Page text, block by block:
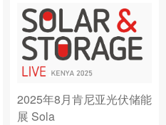
2025年8月肯尼亚光伏储能
展 Sola